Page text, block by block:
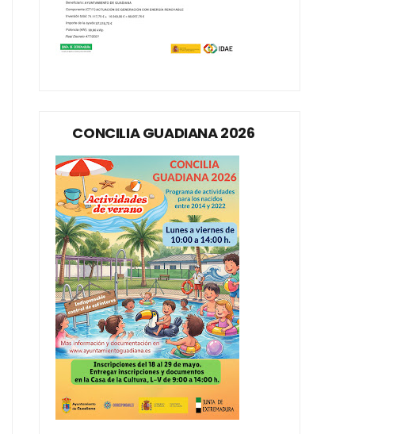
CONCILIA GUADIANA 2026